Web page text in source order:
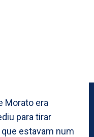
Morato era
para tirar
estavam num